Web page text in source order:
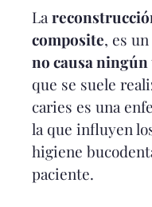
La
composite, es
no causa
que se suele
caries es una
la que influyen
higiene
paciente.